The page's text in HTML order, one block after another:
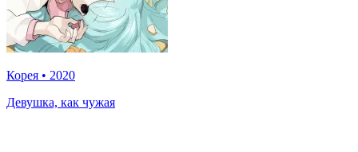
Корея • 2020
Девушка, как чужая